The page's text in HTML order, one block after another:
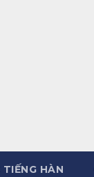
TIẾNG HÀN